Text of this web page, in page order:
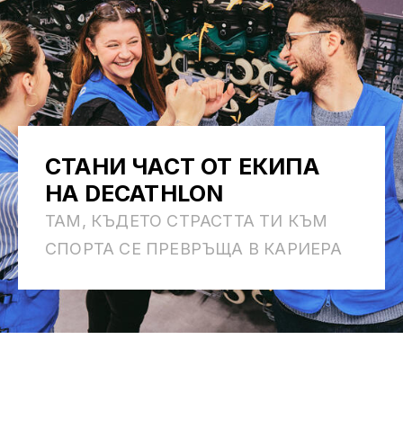
СТАНИ ЧАСТ ОТ ЕКИПА
НА DECATHLON
ТАМ, КЪДЕТО СТРАСТТА ТИ КЪМ
СПОРТА СЕ ПРЕВРЪЩА В КАРИЕРА